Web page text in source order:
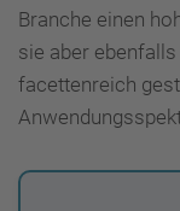
Branche einen
sie aber
facettenreich